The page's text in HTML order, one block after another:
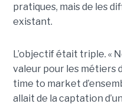
pratiques, mais de les
existant.
L’objectif était triple. «
valeur pour les métiers
time to market
allait de la captation